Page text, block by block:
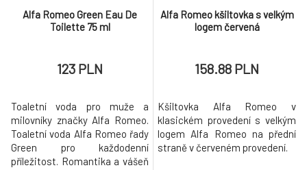
Alfa Romeo Green Eau De
Toilette 75 ml
123 PLN
Toaletní voda pro muže a
milovníky značky Alfa Romeo.
Toaletní voda Alfa Romeo řady
Green pro každodenní
příležitost. Romantika a vášeň
Alfa Romeo kšiltovka s velkým
logem červená
158.88 PLN
Kšiltovka Alfa Romeo v
klasickém provedení s velkým
logem Alfa Romeo na přední
straně v červeném provedení.